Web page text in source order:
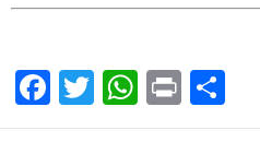
F
a
T
wi
W
h
Pr
in o